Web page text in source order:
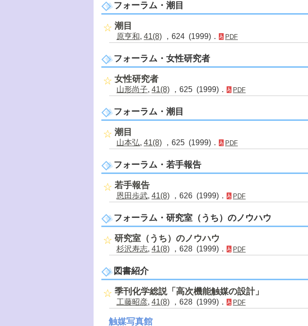
フォーラム・潮目
潮目
原亨和, 41(8) ，624 (1999)． PDF
フォーラム・女性研究者
女性研究者
山形尚子, 41(8) ，625 (1999)． PDF
フォーラム・潮目
潮目
山本弘, 41(8) ，625 (1999)． PDF
フォーラム・若手報告
若手報告
恩田歩武, 41(8) ，626 (1999)． PDF
フォーラム・研究室（うち）のノウハウ
研究室（うち）のノウハウ
杉沢寿志, 41(8) ，628 (1999)． PDF
図書紹介
季刊化学総説「高次機能触媒の設計」
工藤昭彦, 41(8) ，628 (1999)． PDF
触媒写真館